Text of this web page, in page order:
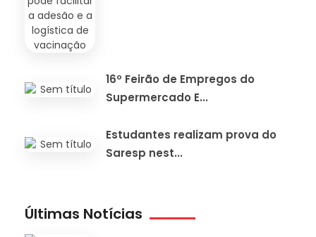
16º Feirão de Empregos do
Supermercado E...
Estudantes realizam prova do
Saresp nest...
Últimas Notícias